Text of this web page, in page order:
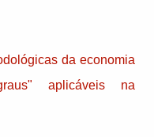
da economia
aplicáveis na